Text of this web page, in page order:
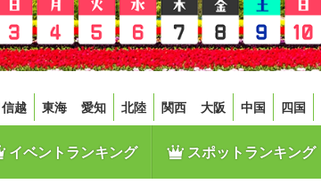
越 東海 愛知 北陸 関西 大阪 中国 四国
イベントランキング スポットランキング